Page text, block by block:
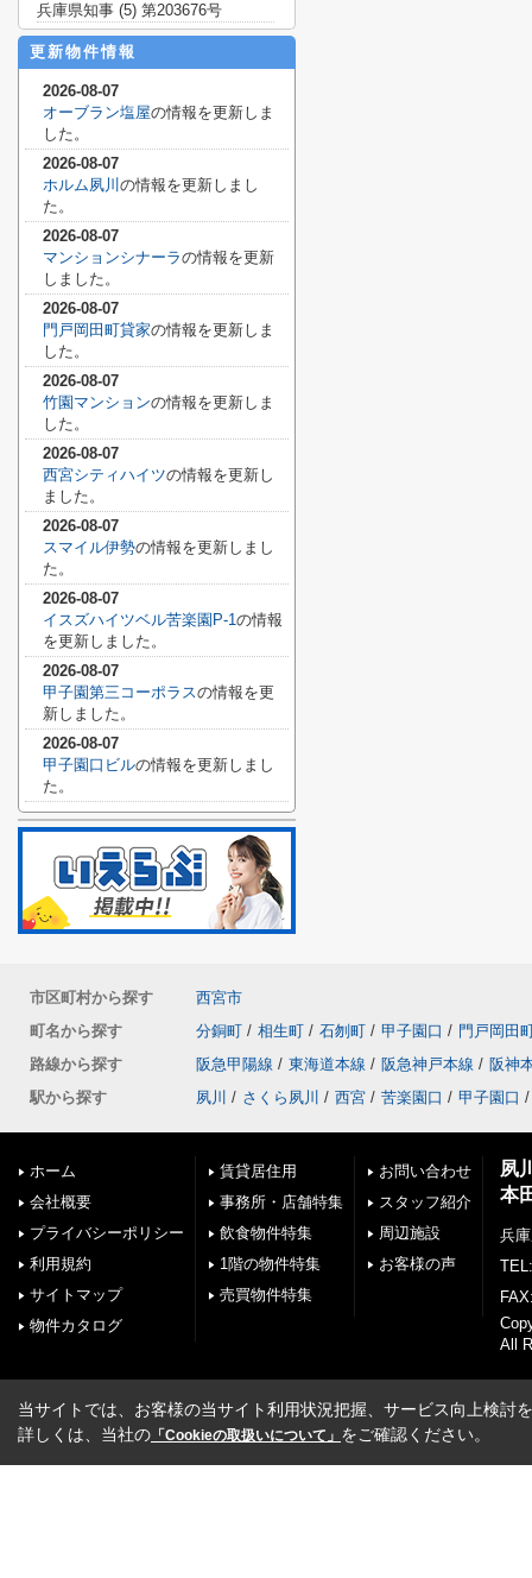
兵庫県知事 (5) 第203676号
更新物件情報
2026-08-07
オーブラン塩屋の情報を更新しま
した。
2026-08-07
ホルム夙川 の情報を更新しまし
た。
2026-08-07
マンションシナーラの情報を更新
しました。
2026-08-07
門戸岡田町貸家の情報を更新しま
した。
2026-08-07
竹園マンションの情報を更新しま
した。
2026-08-07
西宮シティハイツの情報を更新し
ました。
2026-08-07
スマイル伊勢の情報を更新しまし
た。
2026-08-07
イスズハイツベル苦楽園P-1の情報
を更新しました。
2026-08-07
甲子園第三コーポラスの情報を更
新しました。
2026-08-07
甲子園口ビルの情報を更新しまし
た。
市区町村から探す
西宮市
町名から探す
分銅町 / 相生町 / 石刎町 / 甲子園口 / 門戸岡田
路線から探す
阪急甲陽線 / 東海道本線 / 阪急神戸本線 / 阪神
駅から探す
夙川 / さくら夙川 / 西宮 / 苦楽園口 / 甲子園口 /
ホーム
会社概要
プライバシーポリシー
利用規約
サイトマップ
物件カタログ
賃貸居住用
事務所・店舗特集
飲食物件特集
1階の物件特集
売買物件特集
お問い合わせ
スタッフ紹介
周辺施設
お客様の声
夙
本
兵
All
当サイトでは、お客様の当サイト利用状況把握、サービス向上検討
詳しくは、当社の 「Cookieの取扱いについて」 をご確認ください。